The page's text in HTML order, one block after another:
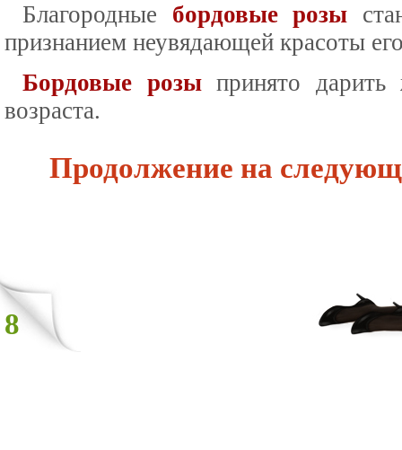
Благородные бордовые розы
признанием неувядающей красоты
Бордовые розыпринято дарить
возраста.
Продолжение на
8